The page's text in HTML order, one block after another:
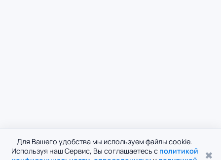
Для Вашего удобства мы используем файлы cookie.
Используя наш Сервис, Вы соглашаетесь с политикой
✖